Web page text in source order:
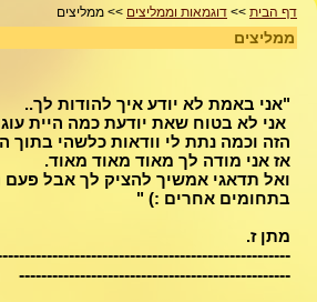
דף הבית >> דוגמאות וממליצים >> ממליצים
ממליצים
"אני באמת לא יודע איך להודות לך..
אני לא בטוח שאת יודעת כמה היית
הזה וכמה נתת לי וודאות כלשהי בתוך
אז אני מודה לך מאוד מאוד מאוד.
ואל תדאגי אמשיך להציק לך אבל פעם
בתחומים אחרים :) "
מתן ז.
-------------------------------------------------